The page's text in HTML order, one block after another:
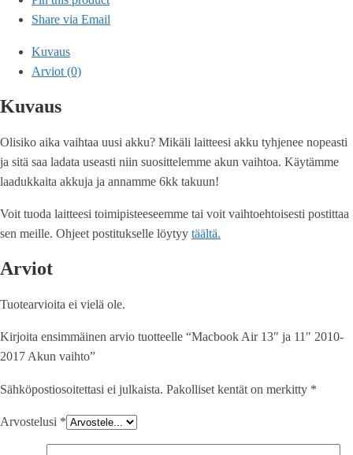
Share via Email
Kuvaus
Arviot (0)
Kuvaus
Olisiko aika vaihtaa uusi akku? Mikäli laitteesi akku tyhjenee nopeasti
ja sitä saa ladata useasti niin suosittelemme akun vaihtoa. Käytämme
laadukkaita akkuja ja annamme 6kk takuun!
Voit tuoda laitteesi toimipisteeseemme tai voit vaihtoehtoisesti postittaa
sen meille. Ohjeet postitukselle löytyy täältä.
Arviot
Tuotearvioita ei vielä ole.
Kirjoita ensimmäinen arvio tuotteelle “Macbook Air 13″ ja 11″ 2010-
2017 Akun vaihto”
Sähköpostiosoitettasi ei julkaista. Pakolliset kentät on merkitty *
Arvostelusi *